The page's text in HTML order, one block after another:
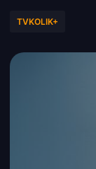
TVKOLIK+